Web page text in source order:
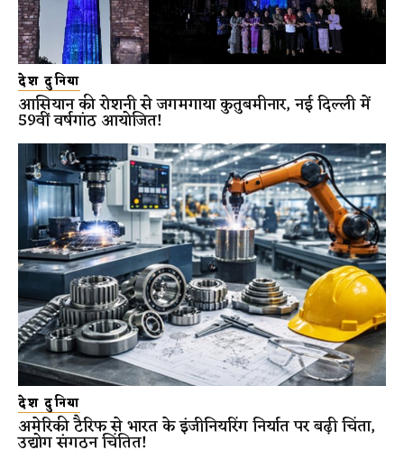
देश दुनिया
आसियान की रोशनी से जगमगाया कुतुबमीनार, नई दिल्ली में
59वीं वर्षगांठ आयोजित!
देश दुनिया
अमेरिकी टैरिफ से भारत के इंजीनियरिंग निर्यात पर बढ़ी चिंता,
उद्योग संगठन चिंतित!